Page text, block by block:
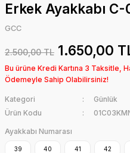
Erkek Ayakkabı
GCC
2.500,00 TL 1.650,00
Bu ürüne Kredi Kartına 3 Taksitle,
Ödemeyle Sahip Olabilirsiniz!
Kategori
Günlük
Ürün Kodu
Ayakkabı Numarası
39 40 41 42